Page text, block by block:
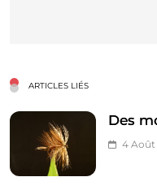
ARTICLES LIÉS
Des
4 Août